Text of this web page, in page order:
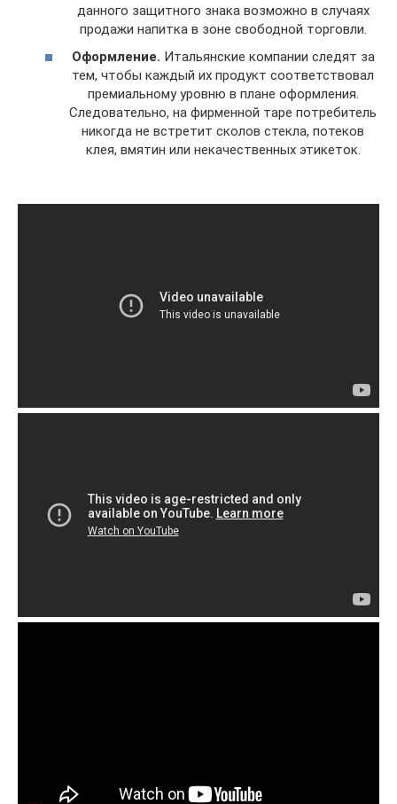
данного защитного знака возможно в случаях
продажи напитка в зоне свободной торговли.
Оформление. Итальянские компании следят за
тем, чтобы каждый их продукт соответствовал
премиальному уровню в плане оформления.
Следовательно, на фирменной таре потребитель
никогда не встретит сколов стекла, потеков
клея, вмятин или некачественных этикеток.